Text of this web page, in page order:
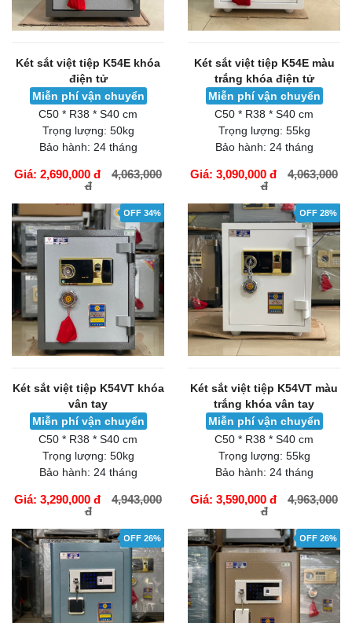
Két sắt việt tiệp K54E khóa
điện tử
Miễn phí vận chuyển
C50 * R38 * S40 cm
Trọng lượng: 50kg
Bảo hành: 24 tháng
Giá: 2,690,000 đ
4,063,000
đ
Két sắt việt tiệp K54E màu
trắng khóa điện tử
Miễn phí vận chuyển
C50 * R38 * S40 cm
Trọng lượng: 55kg
Bảo hành: 24 tháng
Giá: 3,090,000 đ
4,063,000
đ
OFF 34%
Két sắt việt tiệp K54VT khóa
vân tay
Miễn phí vận chuyển
C50 * R38 * S40 cm
Trọng lượng: 50kg
Bảo hành: 24 tháng
Giá: 3,290,000 đ
4,943,000
đ
OFF 28%
Két sắt việt tiệp K54VT màu
trắng khóa vân tay
Miễn phí vận chuyển
C50 * R38 * S40 cm
Trọng lượng: 55kg
Bảo hành: 24 tháng
Giá: 3,590,000 đ
4,963,000
đ
OFF 26% OFF 26%